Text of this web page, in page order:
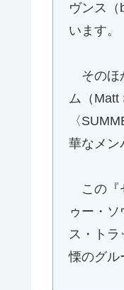
ヴンス
います。
そのほ
ム（Matt
〈
華なメン
この『
ゥー・
ス・トラ
慄のグル